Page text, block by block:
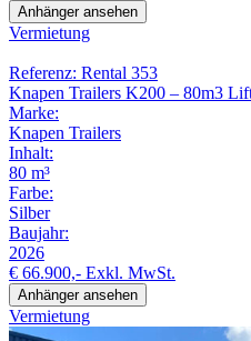
Anhänger ansehen
Vermietung
Referenz: Rental 353
Knapen Trailers K200 – 80m3
Marke:
Knapen Trailers
Inhalt:
80 m³
Farbe:
Silber
Baujahr:
2026
€ 66.900,- Exkl. MwSt.
Anhänger ansehen
Vermietung